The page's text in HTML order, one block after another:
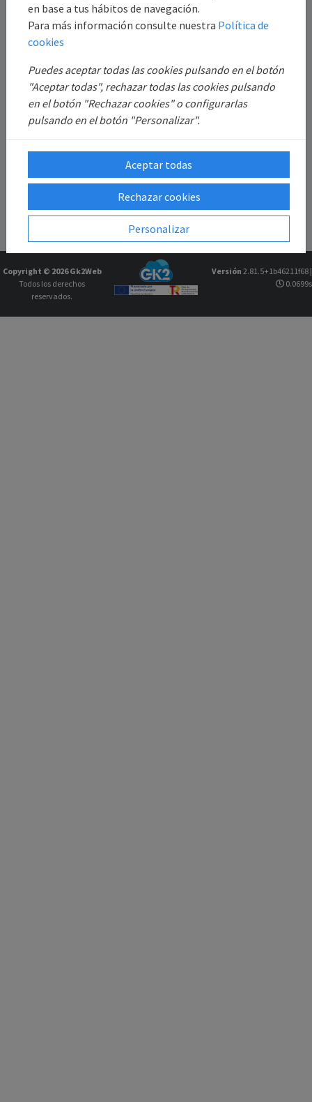
Destacado
Información
Mi Cuenta
Sobre Nosotros
Copyright © 2026Gk2Web
Todos los derechos
reservados.
Versión 2.81.5+1b46211f68 |
0.0699s
en base a tus hábitos de navegación.
Para más información consulte nuestra Política de
cookies
Puedes aceptar todas las cookies pulsando en el botón
"Aceptar todas", rechazar todas las cookies pulsando
en el botón "Rechazar cookies" o configurarlas
pulsando en el botón "Personalizar".
Aceptar todas
Rechazar cookies
Personalizar